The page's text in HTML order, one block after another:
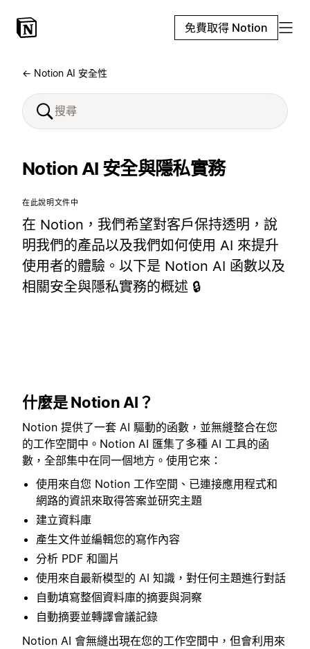
免費取得 Notion
← Notion AI 安全性
Notion AI 安全與隱私實務
在此說明文件中
在 Notion，我們希望對客戶保持透明，說
明我們的產品以及我們如何使用 AI 來提升
使用者的體驗。以下是 Notion AI 函數以及
相關安全與隱私實務的概述 🔒
什麼是 Notion AI？
Notion 提供了一套 AI 驅動的函數，並無縫整合在您
的工作空間中。Notion AI 匯集了多種 AI 工具的函
數，全部集中在同一個地方。使用它來：
使用來自您 Notion 工作空間、已連接應用程式和
網路的資訊來取得答案並研究主題
建立資料庫
產生文件並編輯您的寫作內容
分析 PDF 和圖片
使用來自最新模型的 AI 知識，對任何主題進行對話
自動填寫整個資料庫的摘要與洞察
自動摘要並轉譯會議記錄
Notion AI 會無縫出現在您的工作空間中，但會利用來